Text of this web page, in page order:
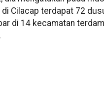
Cilacap terdapat 72
di 14 kecamatan